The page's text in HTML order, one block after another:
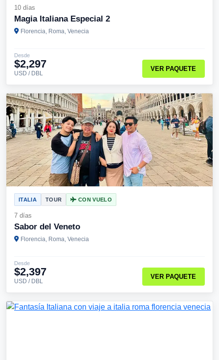
10 días
Magia Italiana Especial 2
Florencia, Roma, Venecia
Desde
$2,297
USD / DBL
VER PAQUETE
ITALIA TOUR CON VUELO
7 días
Sabor del Veneto
Florencia, Roma, Venecia
Desde
$2,397
USD / DBL
VER PAQUETE